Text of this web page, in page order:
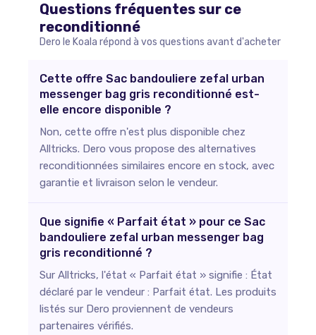
Questions fréquentes sur ce
reconditionné
Dero le Koala répond à vos questions avant d'acheter
Cette offre Sac bandouliere zefal urban
messenger bag gris reconditionné est-
elle encore disponible ?
Non, cette offre n'est plus disponible chez
Alltricks. Dero vous propose des alternatives
reconditionnées similaires encore en stock, avec
garantie et livraison selon le vendeur.
Que signifie « Parfait état » pour ce Sac
bandouliere zefal urban messenger bag
gris reconditionné ?
Sur Alltricks, l'état « Parfait état » signifie : État
déclaré par le vendeur : Parfait état. Les produits
listés sur Dero proviennent de vendeurs
partenaires vérifiés.